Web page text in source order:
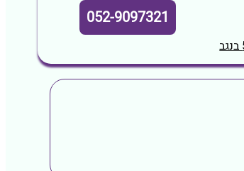
052-9097321